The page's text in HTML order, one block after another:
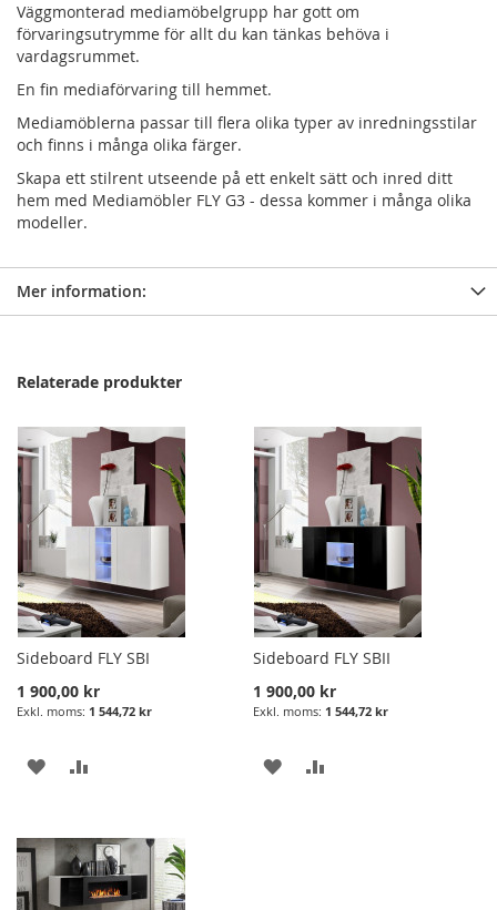
Väggmonterad mediamöbelgrupp har gott om
förvaringsutrymme för allt du kan tänkas behöva i
vardagsrummet.
En fin mediaförvaring till hemmet.
Mediamöblerna passar till flera olika typer av inredningsstilar
och finns i många olika färger.
Skapa ett stilrent utseende på ett enkelt sätt och inred ditt
hem med Mediamöbler FLY G3 - dessa kommer i många olika
modeller.
Mer information:
Relaterade produkter
Sideboard FLY SBI
1 900,00 kr
1 544,72 kr
LÄGG
ÖNSKELISTA
JÄMFÖRELSE
Sideboard FLY SBII
1 900,00 kr
1 544,72 kr
LÄGG